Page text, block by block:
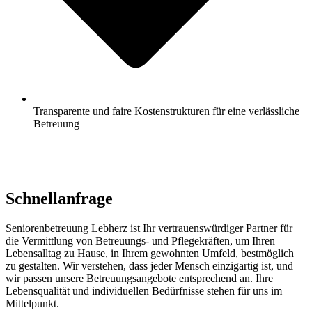
Transparente und faire Kostenstrukturen für eine verlässliche
Betreuung
Schnell­anfrage
Seniorenbetreuung Lebherz ist Ihr vertrauenswürdiger Partner für
die Vermittlung von Betreuungs- und Pflegekräften, um Ihren
Lebensalltag zu Hause, in Ihrem gewohnten Umfeld, bestmöglich
zu gestalten. Wir verstehen, dass jeder Mensch einzigartig ist, und
wir passen unsere Betreuungsangebote entsprechend an. Ihre
Lebensqualität und individuellen Bedürfnisse stehen für uns im
Mittelpunkt.